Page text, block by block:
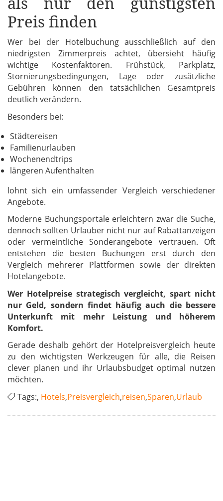
Preis finden
Wer bei der Hotelbuchung ausschließlich auf den
niedrigsten Zimmerpreis achtet, übersieht häufig
wichtige Kostenfaktoren. Frühstück, Parkplatz,
Stornierungsbedingungen, Lage oder zusätzliche
Gebühren können den tatsächlichen Gesamtpreis
deutlich verändern.
Besonders bei:
Städtereisen
Familienurlauben
Wochenendtrips
längeren Aufenthalten
lohnt sich ein umfassender Vergleich verschiedener
Angebote.
Moderne Buchungsportale erleichtern zwar die Suche,
dennoch sollten Urlauber nicht nur auf Rabattanzeigen
oder vermeintliche Sonderangebote vertrauen. Oft
entstehen die besten Buchungen erst durch den
Vergleich mehrerer Plattformen sowie der direkten
Hotelangebote.
Wer Hotelpreise strategisch vergleicht, spart nicht
nur Geld, sondern findet häufig auch die bessere
Unterkunft mit mehr Leistung und höherem
Komfort.
Gerade deshalb gehört der Hotelpreisvergleich heute
zu den wichtigsten Werkzeugen für alle, die Reisen
clever planen und ihr Urlaubsbudget optimal nutzen
möchten.
Tags:, Hotels,Preisvergleich,reisen,Sparen,Urlaub